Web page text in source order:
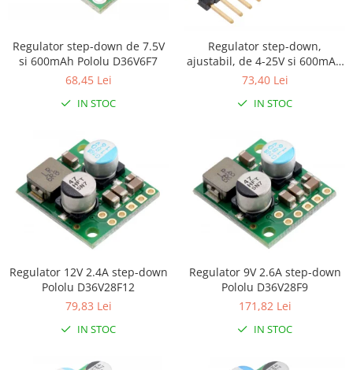
Regulator step-down de 7.5V
si 600mAh Pololu D36V6F7
68,45 Lei
IN STOC
Regulator step-down,
ajustabil, de 4-25V si 600mAh
Pololu D36V6AHV
73,40 Lei
IN STOC
Regulator 12V 2.4A step-down
Pololu D36V28F12
79,83 Lei
IN STOC
Regulator 9V 2.6A step-down
Pololu D36V28F9
171,82 Lei
IN STOC